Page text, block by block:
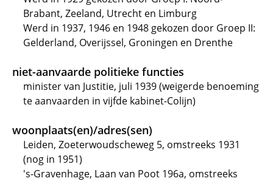
Brabant, Zeeland, Utrecht en Limburg
Werd in 1937, 1946 en 1948 gekozen door Groep II:
Gelderland, Overijssel, Groningen en Drenthe
niet-aanvaarde politieke functies
minister van Justitie, juli 1939 (weigerde benoeming
te aanvaarden in vijfde kabinet-Colijn)
woonplaats(en)/adres(sen)
Leiden, Zoeterwoudscheweg 5, omstreeks 1931
(nog in 1951)
's-Gravenhage, Laan van Poot 196a, omstreeks